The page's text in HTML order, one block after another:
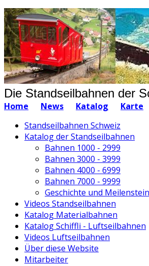
Die Standseilbahnen der
Home News Katalog
Karte
Standseilbahnen Schweiz
Katalog der Standseilbahnen
Bahnen 1000 - 2999
Bahnen 3000 - 3999
Bahnen 4000 - 6999
Bahnen 7000 - 9999
Geschichte und
Videos Standseilbahnen
Katalog Materialbahnen
Katalog Schiffli - Luftseilbahnen
Videos Luftseilbahnen
Über diese Website
Mitarbeiter